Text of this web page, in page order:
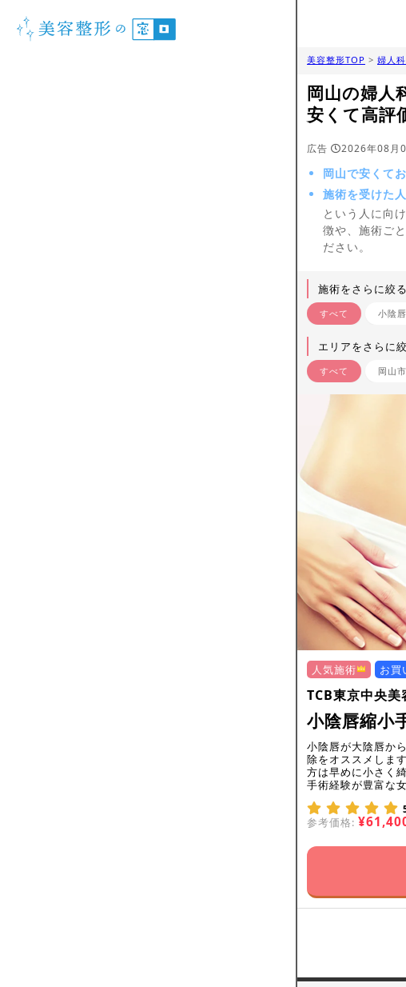
美容整形TOP > 婦人
岡山の婦人
安くて高評
広告 2026年08月
岡山で安くて
施術を受けた
という人に向
徴や、施術ご
ださい。
施術をさらに絞る
すべて 小陰
エリアをさらに
すべて 岡山
人気施術 お
TCB東京中央美
小陰唇縮小
小陰唇が大陰唇か
除をオススメしま
方は早めに小さく
手術経験が豊富な
参考価格: